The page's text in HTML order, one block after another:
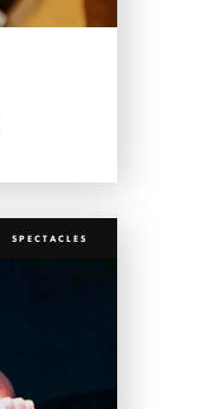
SPECTACLES